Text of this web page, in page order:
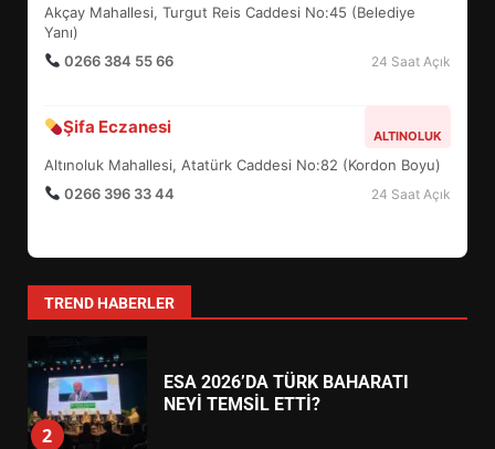
Akçay Mahallesi, Turgut Reis Caddesi No:45 (Belediye
Yanı)
0266 384 55 66
24 Saat Açık
Şifa Eczanesi ALTINOLUK
Altınoluk Mahallesi, Atatürk Caddesi No:82 (Kordon Boyu)
0266 396 33 44
24 Saat Açık
TREND HABERLER
7
1
HAREKETE GEÇİYOR: GÖZLER
BULUŞMADA
2
3
EİB’DE KRİTİK ATAMA:
SÜRDÜRÜLEBİLİRLİKTE NE
DEĞİŞECEK?